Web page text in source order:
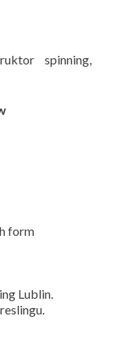
spinning,
form
Lublin.